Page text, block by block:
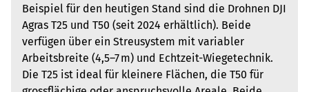
Beispiel für den heutigen Stand sind die Drohnen DJI
Agras T25 und T50 (seit 2024 erhältlich). Beide
verfügen über ein Streusystem mit variabler
Arbeitsbreite (4,5–7 m) und Echtzeit-Wiegetechnik.
Die T25 ist ideal für kleinere Flächen, die T50 für